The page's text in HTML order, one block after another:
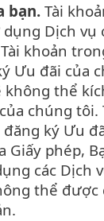
bạn. Tài
Dịch vụ
khoản
Ưu đãi của
không thể
chúng
ký Ưu
phép,
các Dịch
thể được